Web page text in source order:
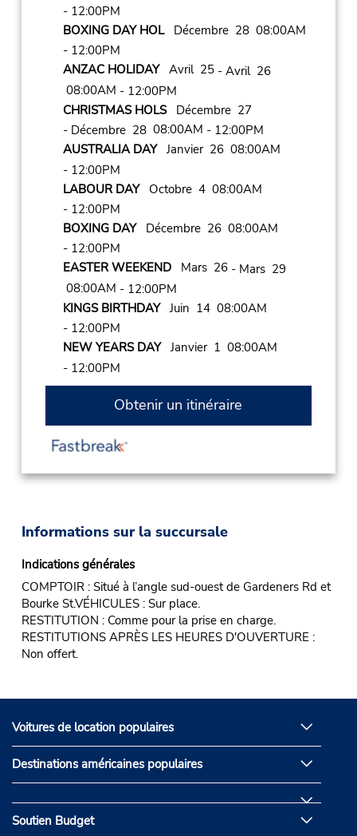
- 12:00PM
BOXING DAY HOLDécembre 28 08:00AM
- 12:00PM
ANZAC HOLIDAYAvril 25 - Avril 26
08:00AM - 12:00PM
CHRISTMAS HOLSDécembre 27
- Décembre 2808:00AM - 12:00PM
AUSTRALIA DAYJanvier 26 08:00AM
- 12:00PM
LABOUR DAYOctobre 4 08:00AM
- 12:00PM
BOXING DAYDécembre 26 08:00AM
- 12:00PM
EASTER WEEKENDMars 26 - Mars 29
08:00AM - 12:00PM
KINGS BIRTHDAYJuin 14 08:00AM
- 12:00PM
NEW YEARS DAYJanvier 1 08:00AM
- 12:00PM
Obtenir un itinéraire
Informations sur la succursale
Indications générales
COMPTOIR : Situé à l’angle sud-ouest de Gardeners Rd et
Bourke St.VÉHICULES : Sur place.
RESTITUTION : Comme pour la prise en charge.
RESTITUTIONS APRÈS LES HEURES D'OUVERTURE :
Non offert.
Voitures de location populaires
Destinations américaines populaires
Soutien Budget